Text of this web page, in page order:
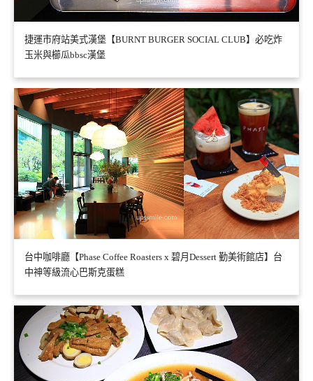
捷運市府站美式漢堡【BURNT BURGER SOCIAL CLUB】必吃炸
玉米與櫛瓜bbsc漢堡
台中咖啡廳【Phase Coffee Roasters x 碧月Dessert 勤美術館店】台
中神等級流心巴斯克蛋糕